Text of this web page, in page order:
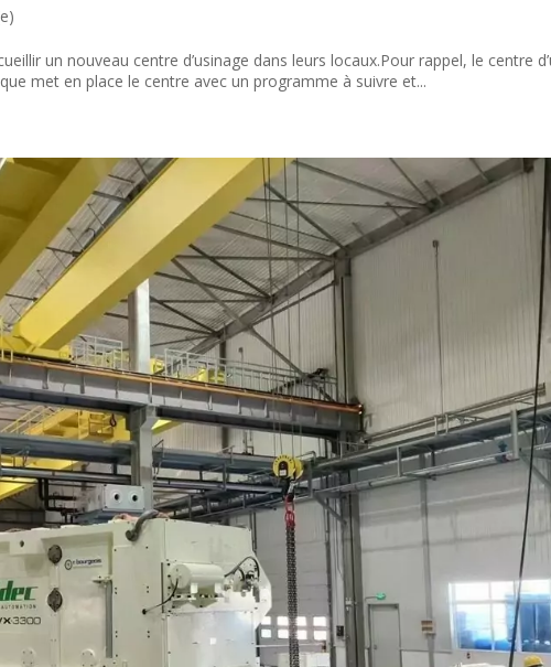
un nouveau centre d’usinage dans leurs locaux.Pour rappel, le centre
met en place le centre avec un programme à suivre et...